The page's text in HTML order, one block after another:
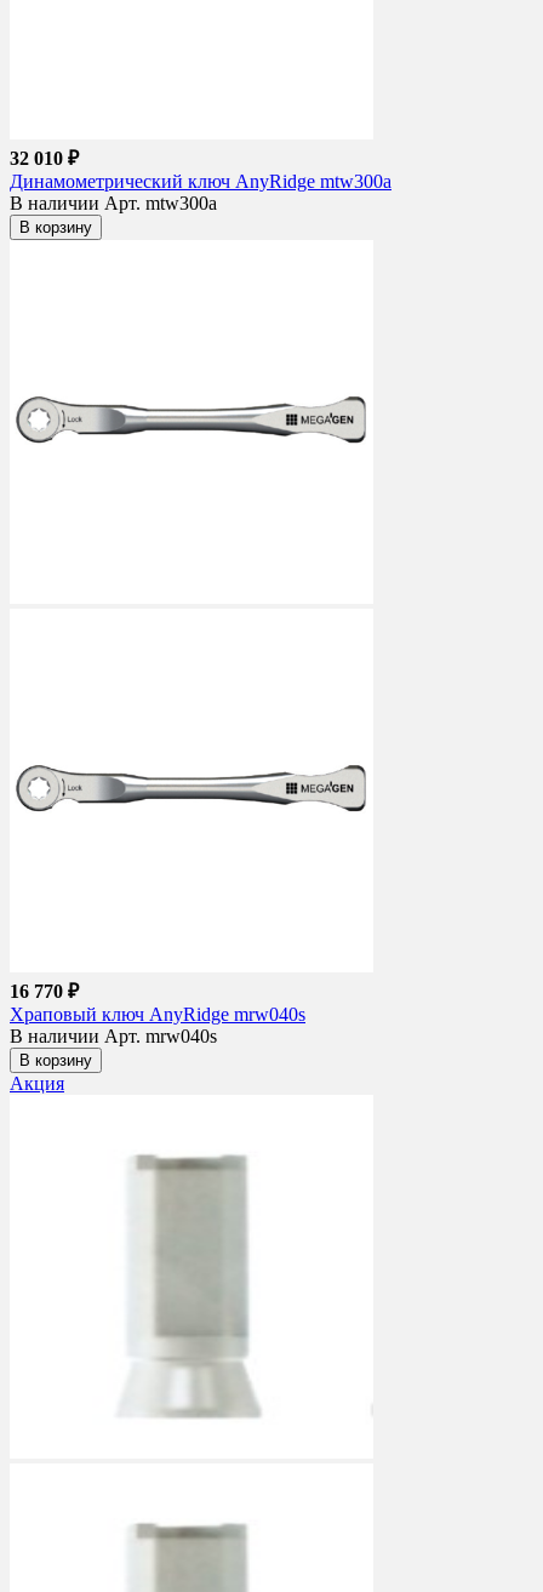
32 010 ₽
Динамометрический ключ AnyRidge mtw300a
В наличии Арт. mtw300a
В корзину
16 770 ₽
Храповый ключ AnyRidge mrw040s
В наличии Арт. mrw040s
В корзину
Акция